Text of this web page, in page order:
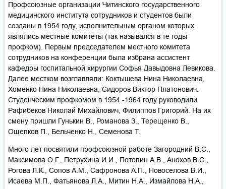
Профсоюзные организации Читинского государственного
медицинского института сотрудников и студентов были
созданы в 1954 году, исполнительным органом которых
являлись местные комитеты (так назывался в те годы
профком). Первым председателем местного комитета
сотрудников на конференции была избрана ассистент
кафедры госпитальной хирургии Софья Давыдовна Левикова.
Далее местком возглавляли: Коктышева Нина Николаевна,
Хоменко Нина Николаевна, Сидоров Виктор Платонович.
Студенческим профкомом в 1954 -1964 году руководили
Рафибеков Николай Михайлович, Филиппов Григорий. На их
смену пришли Гунькин В., Романова З., Терещенко В.,
Ощепков П., Бельченко Н., Семенова Т.
Много лет посвятили профсоюзной работе Загородний В.С.,
Максимова О.Г., Петрухина И.И., Потопин А.В., Анохов В.С.,
Рогова Л.К., Сопов А.М., Сафронова А.П., Новоселова В.И.,
Исаева М.П., Фатьянова Л.А., Митин Н.А., Измайлова Н.А.,